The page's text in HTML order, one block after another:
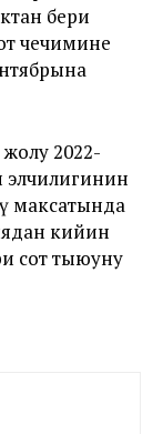
бери
чечимине
жолу 2022-
максатында
кийин
сот тыюуну